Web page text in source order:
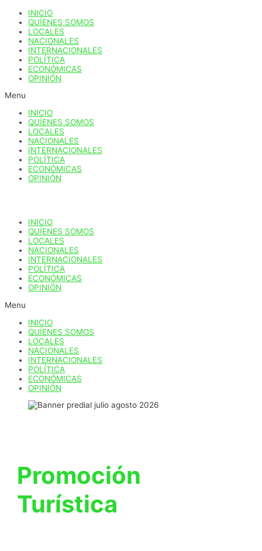
contenido
INICIO
QUÍENES SOMOS
LOCALES
NACIONALES
INTERNACIONALES
POLÍTICA
ECONÓMICAS
OPINIÓN
Menu
INICIO
QUÍENES SOMOS
LOCALES
NACIONALES
INTERNACIONALES
POLÍTICA
ECONÓMICAS
OPINIÓN
INICIO
QUÍENES SOMOS
LOCALES
NACIONALES
INTERNACIONALES
POLÍTICA
ECONÓMICAS
OPINIÓN
Menu
INICIO
QUÍENES SOMOS
LOCALES
NACIONALES
INTERNACIONALES
POLÍTICA
ECONÓMICAS
OPINIÓN
Promoción
Turística